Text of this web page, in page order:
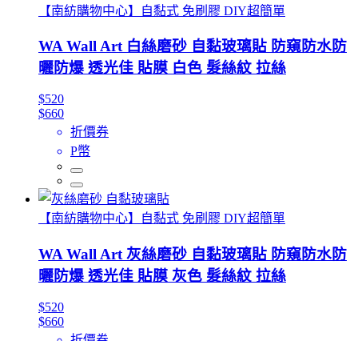
【南紡購物中心】自黏式 免刷膠 DIY超簡單
WA Wall Art 白絲磨砂 自黏玻璃貼 防窺防水防
曬防爆 透光佳 貼膜 白色 髮絲紋 拉絲
$520
$660
折價券
P幣
【南紡購物中心】自黏式 免刷膠 DIY超簡單
WA Wall Art 灰絲磨砂 自黏玻璃貼 防窺防水防
曬防爆 透光佳 貼膜 灰色 髮絲紋 拉絲
$520
$660